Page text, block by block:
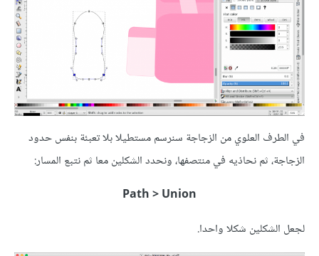
في الطرف العلوي من الزجاجة سنرسم مستطيلا بلا تعبئة بنفس حدود
الزجاجة، ثم نحاذيه في منتصفها، ونحدد الشكلين معا ثم نتبع المسار:
Path > Union
لجعل الشكلين شكلا واحدا.